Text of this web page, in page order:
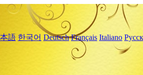
語 한국어 Deutsch Français Italiano